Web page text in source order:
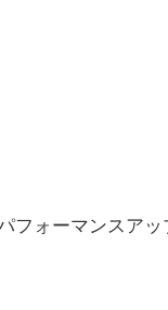
フォーマンスアッ